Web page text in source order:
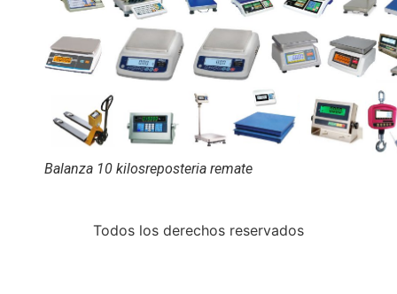
Balanza 10 kilosreposteria remate
Todos los derechos reservados